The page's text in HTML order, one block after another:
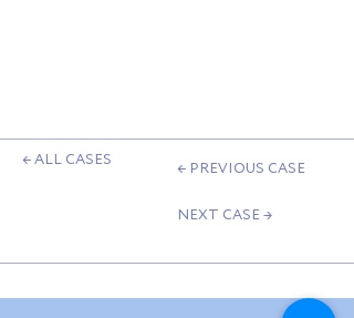
← ALL CASES ← PREVIOUS CASE
NEXT CASE →